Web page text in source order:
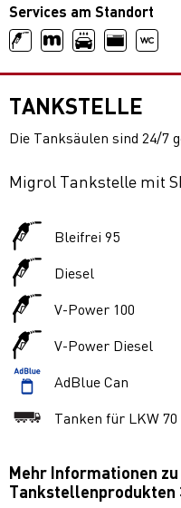
Services am Standort
TANKSTELLE
Die Tanksäulen sind 24/7
Migrol Tankstelle mit
Bleifrei 95
Diesel
V-Power 100
V-Power Diesel
AdBlue Can
Tanken für LKW 70
Mehr Informationen
Tankstellenprodukten